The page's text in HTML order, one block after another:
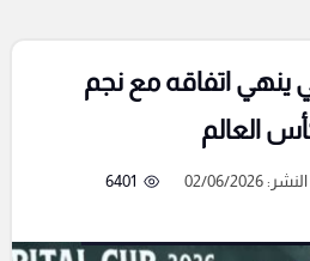
ينهي اتفاقه مع نجم
العالم
02/06/2026
6401